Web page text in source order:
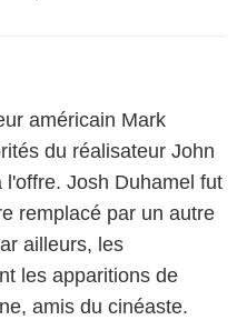
américain Mark
du réalisateur John
Josh Duhamel fut
remplacé par un autre
ailleurs, les
les apparitions de
amis du cinéaste.